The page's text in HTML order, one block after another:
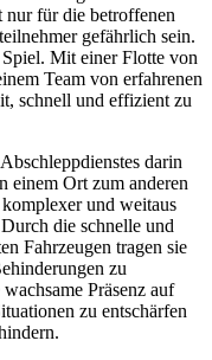
für die betroffenen
gefährlich sein.
Mit einer Flotte von
Team von erfahrenen
schnell und effizient zu
darin
einem Ort zum anderen
und weitaus
die schnelle und
Fahrzeugen tragen sie
zu
Präsenz auf
zu entschärfen